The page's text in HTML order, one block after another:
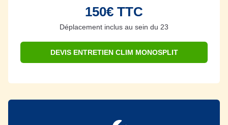
150€ TTC
Déplacement inclus au sein du 23
DEVIS ENTRETIEN CLIM MONOSPLIT